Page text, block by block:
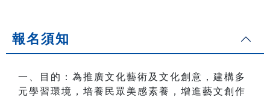
報名須知
一、目的：為推廣文化藝術及文化創意，建構多
元學習環境，培養民眾美感素養，增進藝文創作